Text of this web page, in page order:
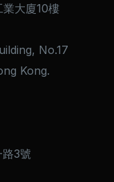
大廈10樓
No.17
Kong.
3號